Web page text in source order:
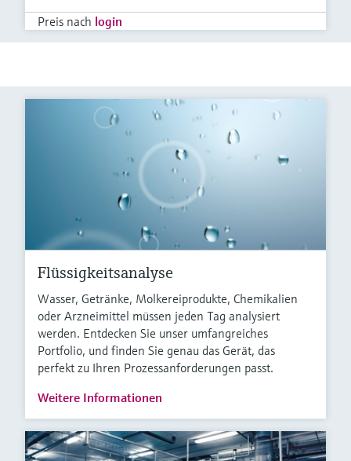
Preis nach login
Flüssigkeitsanalyse
Wasser, Getränke, Molkereiprodukte, Chemikalien
oder Arzneimittel müssen jeden Tag analysiert
werden. Entdecken Sie unser umfangreiches
Portfolio, und finden Sie genau das Gerät, das
perfekt zu Ihren Prozessanforderungen passt.
Weitere Informationen